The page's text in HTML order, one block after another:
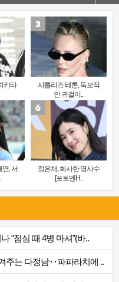
키타
샤를리즈 테론, 독보적
인 귀걸이..
, 서
정은채, 화사한 명사수
[포토엔H..
“점심 때 4병 마셔”(바..
주는 다정남‥파파라치에 ..